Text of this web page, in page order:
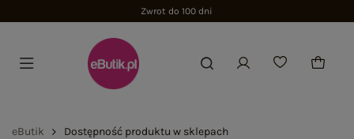
Zwrot do 100 dni
eButik Dostępność produktu w sklepach